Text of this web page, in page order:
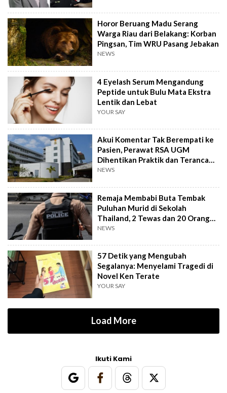
Horor Beruang Madu Serang
Warga Riau dari Belakang: Korban
Pingsan, Tim WRU Pasang Jebakan
NEWS
4 Eyelash Serum Mengandung
Peptide untuk Bulu Mata Ekstra
Lentik dan Lebat
YOUR SAY
Akui Komentar Tak Berempati ke
Pasien, Perawat RSA UGM
Dihentikan Praktik dan Terancam
Sanksi Berat
NEWS
Remaja Membabi Buta Tembak
Puluhan Murid di Sekolah
Thailand, 2 Tewas dan 20 Orang
Terluka
NEWS
57 Detik yang Mengubah
Segalanya: Menyelami Tragedi di
Novel Ken Terate
YOUR SAY
Load More
Ikuti Kami